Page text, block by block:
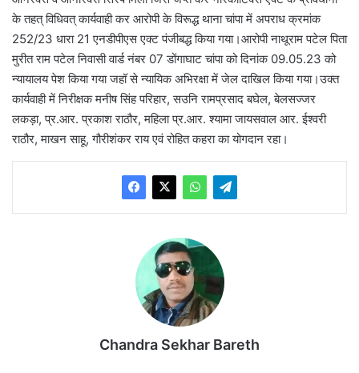
के तहत् विधिवत् कार्यवाही कर आरोपी के विरूद्ध थाना चांपा में अपराध क्रमांक
252/23 धारा 21 एनडीपीएस एक्ट पंजीबद्ध किया गया।आरोपी नाथूराम पटेल पिता
मुरीत राम पटेल निवासी वार्ड नंबर 07 डोंगाघाट चांपा को दिनांक 09.05.23 को
न्यायालय पेश किया गया जहॉ से न्यायिक अभिरक्षा में जेल दाखिल किया गया।उक्त
कार्यवाही में निरीक्षक मनीष सिंह परिहार, सउनि रामप्रसाद बघेल, बेलसज्जर
लकड़ा, प्र.आर. प्रकाश राठौर, महिला प्र.आर. श्यामा जायसवाल आर. ईश्वरी
राठौर, माखन साहू, गौरीशंकर राय एवं रोहित कहरा का योगदान रहा।
Chandra Sekhar Bareth